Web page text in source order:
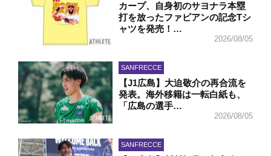
カープ、自身初のサヨナラ本塁
打を放ったファビアンの記念Tシ
ャツを発売！…
2026/08/05
SANFRECCE
【J1広島】大迫敬介の再合流を
発表。海外移籍は一転白紙も、
「広島の選手…
2026/08/05
SANFRECCE